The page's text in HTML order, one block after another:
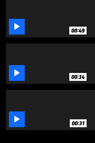
 00:49
 00:34
 00:31